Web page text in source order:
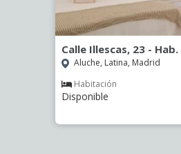
Calle Illescas, 23 -
Aluche, Latina, Madrid
Habitación
Disponible